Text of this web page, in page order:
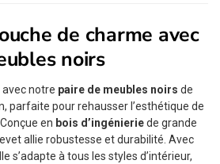
de charme avec
noirs
notre paire de meubles noirs de
parfaite pour rehausser l’esthétique de
en bois d’ingénieriede grande
allie robustesse et durabilité. Avec
s’adapte à tous les styles d’intérieur,